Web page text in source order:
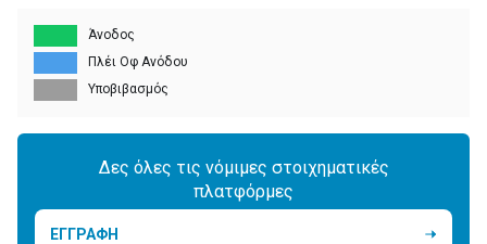
Άνοδος
Πλέι Οφ Ανόδου
Υποβιβασμός
Δες όλες τις νόμιμες στοιχηματικές
πλατφόρμες
ΕΓΓΡΑΦΗ